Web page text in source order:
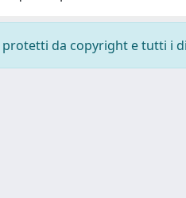
da copyright e tutti i